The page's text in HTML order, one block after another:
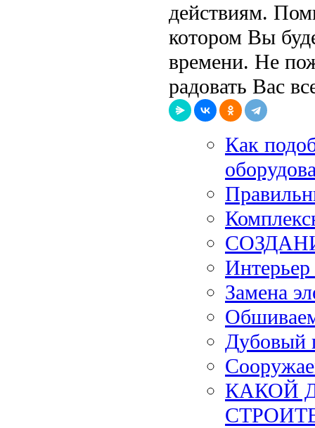
действиям.
котором Вы
времени. Не
радовать Вас
Как
Замена
Дубовый
КАКОЙ